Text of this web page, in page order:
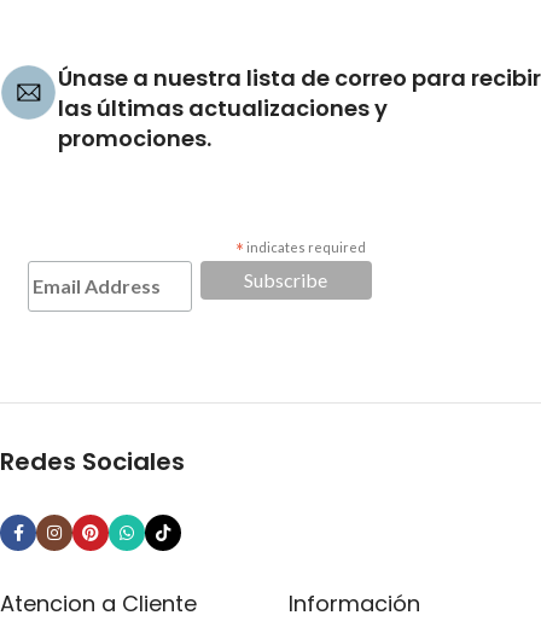
Únase a nuestra lista de correo para recibir
las últimas actualizaciones y
promociones.
* indicates required
Redes Sociales
Atencion a Cliente Información